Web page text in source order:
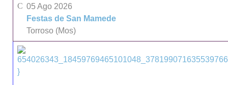
05 Ago 2026
Festas de San Mamede
Torroso (Mos)
}